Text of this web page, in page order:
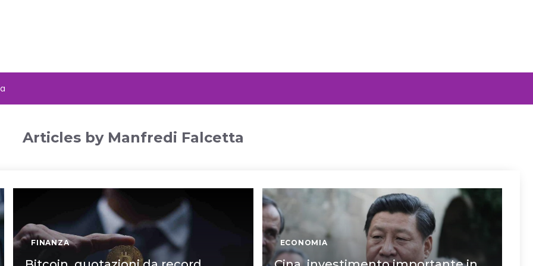
Articles by Manfredi Falcetta
FINANZA ECONOMIA